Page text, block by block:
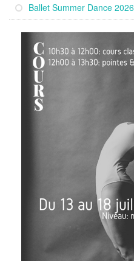
Ballet Summer Dance 2026